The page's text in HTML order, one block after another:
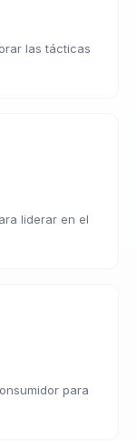
las tácticas
liderar en el
para